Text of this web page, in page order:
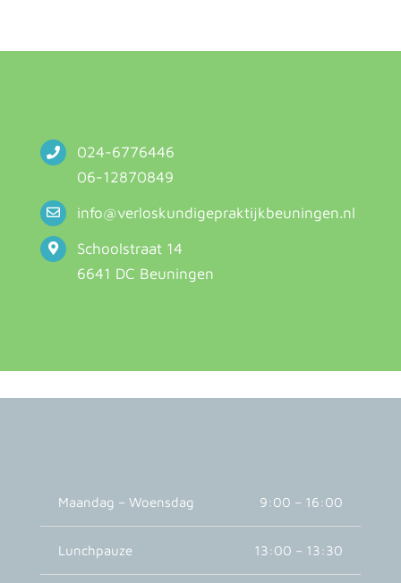
024-6776446
06-12870849
info@verloskundigepraktijkbeuningen.nl
Schoolstraat 14
6641 DC Beuningen
Maandag – Woensdag 9:00 – 16:00
Lunchpauze 13:00 – 13:30